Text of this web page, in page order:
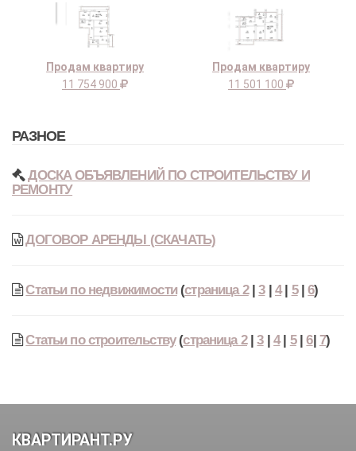
Продам квартиру
11 754 900
Продам квартиру
11 501 100
РАЗНОЕ
ДОСКА ОБЪЯВЛЕНИЙ ПО СТРОИТЕЛЬСТВУ И
РЕМОНТУ
ДОГОВОР АРЕНДЫ (СКАЧАТЬ)
Статьи по недвижимости(страница 2|3| 4| 5|6)
Статьи по строительству(страница 2|3|4| 5|6| 7)
КВАРТИРАНТ.РУ